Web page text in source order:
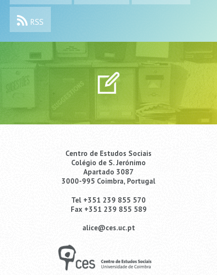
RSS
Centro de Estudos Sociais
Colégio de S. Jerónimo
Apartado 3087
3000-995 Coimbra, Portugal
Tel +351 239 855 570
Fax +351 239 855 589
alice@ces.uc.pt